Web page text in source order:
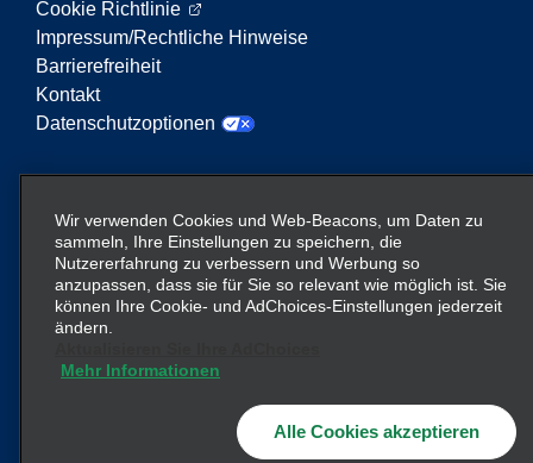
Cookie Richtlinie
Impressum/Rechtliche Hinweise
Barrierefreiheit
Kontakt
Datenschutzoptionen
Mobilitätsservices. Der Begriff „Enterprise Mobility“
auf dieser Website verweist auf bestimmte
Unternehmenseinheiten und/oder die Marke
Enterprise Mobility, wobei Informationen zu vielen
Unternehmen übermittelt werden. Diese Verweise
vermitteln oder ersetzen. Weitere Informationen
Wir verwenden Cookies und Web-Beacons, um Daten zu
sammeln, Ihre Einstellungen zu speichern, die
Nutzererfahrung zu verbessern und Werbung so
anzupassen, dass sie für Sie so relevant wie möglich ist. Sie
können Ihre Cookie- und AdChoices-Einstellungen jederzeit
ändern.
Mehr Informationen
Alle Cookies akzeptieren